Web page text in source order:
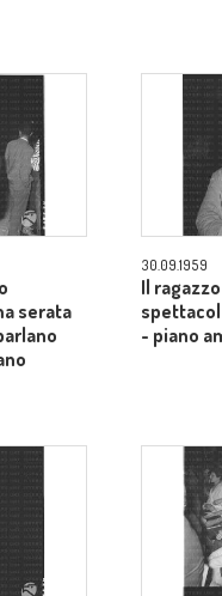
serata
30.09.1959
Il
- piano